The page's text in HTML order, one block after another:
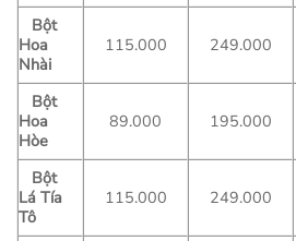
Bột
Hoa
Nhài
115.000 249.000
Bột
Hoa
Hòe
89.000 195.000
Bột
Lá Tía
Tô
115.000 249.000